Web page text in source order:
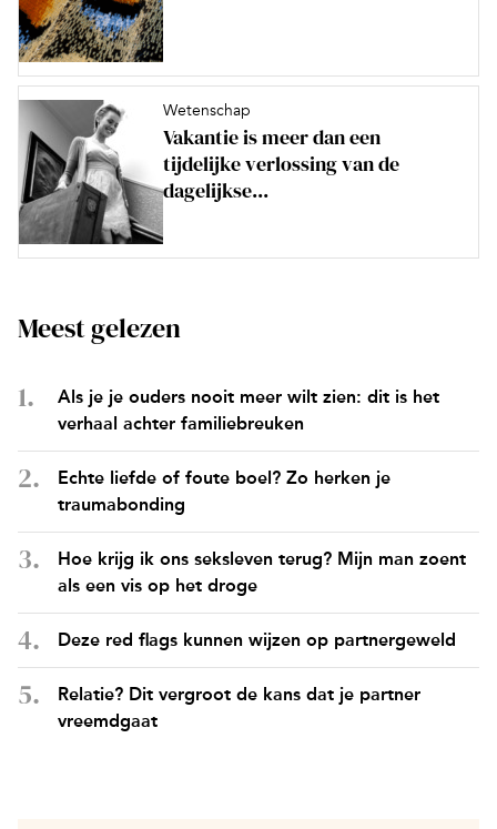
Wetenschap
Vakantie is meer dan een
tijdelijke verlossing van de
dagelijkse...
Meest gelezen
Als je je ouders nooit meer wilt zien: dit is het
verhaal achter familiebreuken
Echte liefde of foute boel? Zo herken je
traumabonding
Hoe krijg ik ons seksleven terug? Mijn man zoent
als een vis op het droge
Deze red flags kunnen wijzen op partnergeweld
Relatie? Dit vergroot de kans dat je partner
vreemdgaat